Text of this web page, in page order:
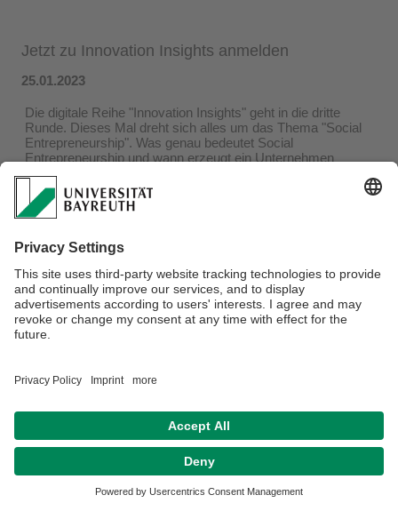
Jetzt zu Innovation Insights anmelden
25.01.2023
Die digitale Reihe "Innovation Insights" geht in die dritte
Runde. Dieses Mal dreht sich alles um das Thema "Social
Entrepreneurship". Was genau bedeutet Social
Entrepreneurship und wann erzeugt ein Unternehmen
Impact? Diesen Fragen geht unsere Juniorprofessorin Dr.
Eva Jakob auf den Grund.
Mehr zum Event gibt es bei Eventbrite:
erzielen-mit-social-entrepreneurship-tickets-489388904387
Was? Innovation Insights.
Wo? Online. Mit Link-Anmeldung über Eventbrite.
Wann? 25. Januar 2023 | 16.30 Uhr bis 17.30 Uhr
Wer? Alle Interessierten sind eingeladen, an dieser
Impressum
Kontakt
Barrierefreiheitserklärung